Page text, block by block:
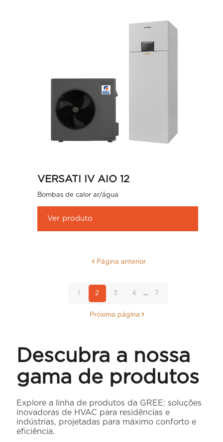
VERSATI IV AIO 12
Bombas de calor ar/água
Ver produto
Página anterior
1 2 3 4 ... 7
Próxima página
Descubra a nossa
gama de produtos
Explore a linha de produtos da GREE: soluções
inovadoras de HVAC para residências e
indústrias, projetadas para máximo conforto e
eficiência.